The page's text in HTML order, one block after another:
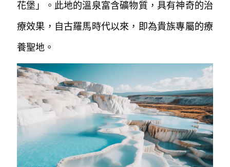
花堡」。 此地的溫泉富含礦物質，具有神奇的治
療效果，自古羅馬時代以來，即為貴族專屬的療
養聖地。